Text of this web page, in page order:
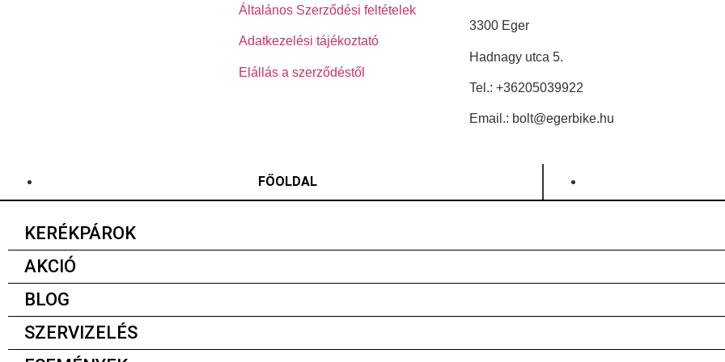
Általános Szerződési feltételek
Adatkezelési tájékoztató
Elállás a szerződéstől
3300 Eger
Hadnagy utca 5.
Tel.: +36205039922
Email.: bolt@egerbike.hu
FŐOLDAL
KERÉKPÁROK
AKCIÓ
BLOG
SZERVIZELÉS